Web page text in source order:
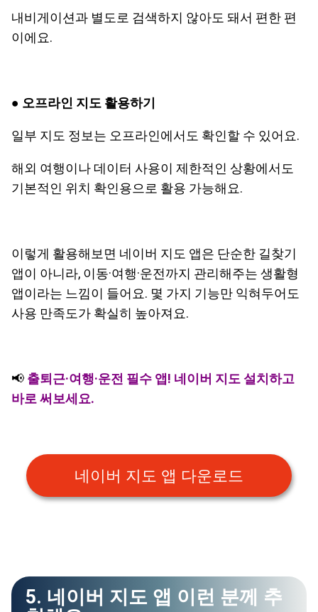
내비게이션과 별도로 검색하지 않아도 돼서 편한 편
이에요.
● 오프라인 지도 활용하기
일부 지도 정보는 오프라인에서도 확인할 수 있어요.
해외 여행이나 데이터 사용이 제한적인 상황에서도
기본적인 위치 확인용으로 활용 가능해요.
이렇게 활용해보면 네이버 지도 앱은 단순한 길찾기
앱이 아니라, 이동·여행·운전까지 관리해주는 생활형
앱이라는 느낌이 들어요. 몇 가지 기능만 익혀두어도
사용 만족도가 확실히 높아져요.
📢 출퇴근·여행·운전 필수 앱! 네이버 지도 설치하고
바로 써보세요.
네이버 지도 앱 다운로드
5. 네이버 지도 앱 이런 분께 추